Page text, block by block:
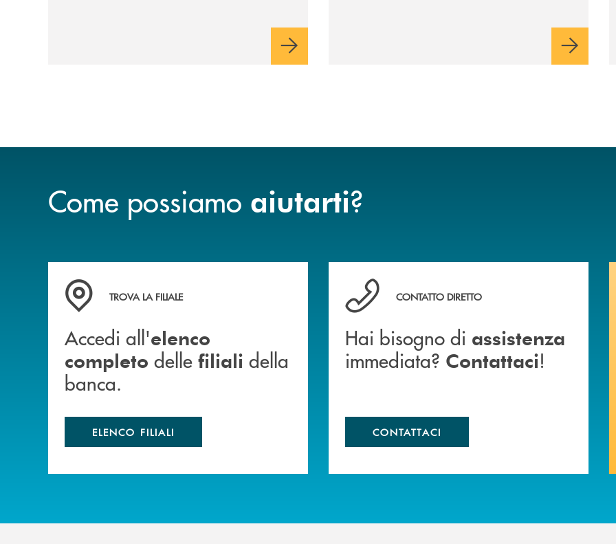
Come possiamo aiutarti?
Accedi all' elenco completo delle filiali della banca.
TROVA LA FILIALE
Accedi all'elenco
completo delle filiali della
banca.
ELENCO FILIALI
Hai bisogno di assistenza immediata? Contattaci !
CONTATTO DIRETTO
Hai bisogno di assistenza
immediata? Contattaci!
CONTATTACI